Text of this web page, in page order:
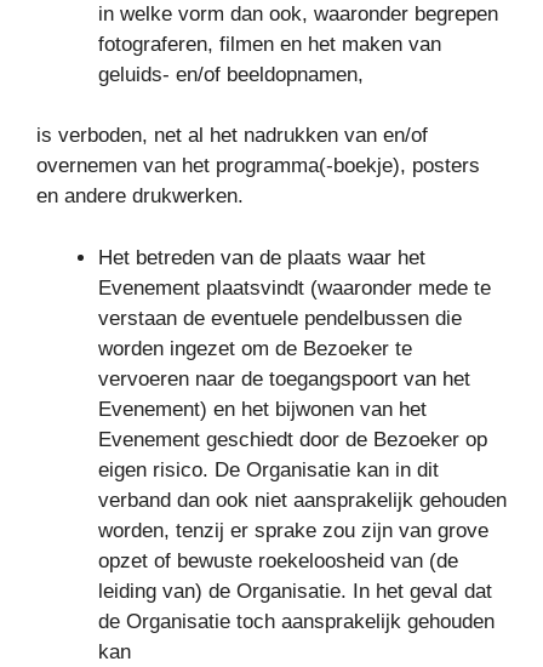
in welke vorm dan ook, waaronder begrepen
fotograferen, filmen en het maken van
geluids- en/of beeldopnamen,
is verboden, net al het nadrukken van en/of
overnemen van het programma(-boekje), posters
en andere drukwerken.
Het betreden van de plaats waar het
Evenement plaatsvindt (waaronder mede te
verstaan de eventuele pendelbussen die
worden ingezet om de Bezoeker te
vervoeren naar de toegangspoort van het
Evenement) en het bijwonen van het
Evenement geschiedt door de Bezoeker op
eigen risico. De Organisatie kan in dit
verband dan ook niet aansprakelijk gehouden
worden, tenzij er sprake zou zijn van grove
opzet of bewuste roekeloosheid van (de
leiding van) de Organisatie. In het geval dat
de Organisatie toch aansprakelijk gehouden
kan